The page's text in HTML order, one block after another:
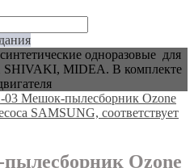
одноразовые для
SHIVAKI, MIDEA. В комплекте
Ozone